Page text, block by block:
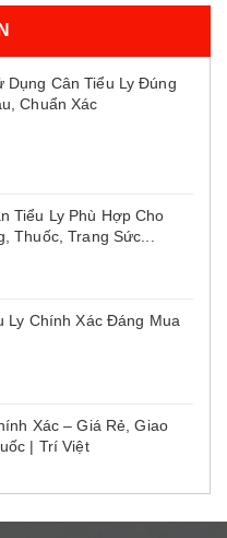
Dụng Cân Tiểu Ly Đúng
Chuẩn Xác
Tiểu Ly Phù Hợp Cho
Thuốc, Trang Sức...
Ly Chính Xác Đáng Mua
Xác – Giá Rẻ, Giao
| Trí Việt